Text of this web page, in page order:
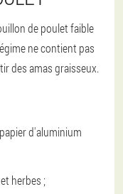
de poulet faible
ne contient pas
des amas graisseux.
d'aluminium
herbes ;